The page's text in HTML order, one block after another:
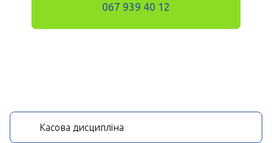
067 939 40 12
Касова дисципліна